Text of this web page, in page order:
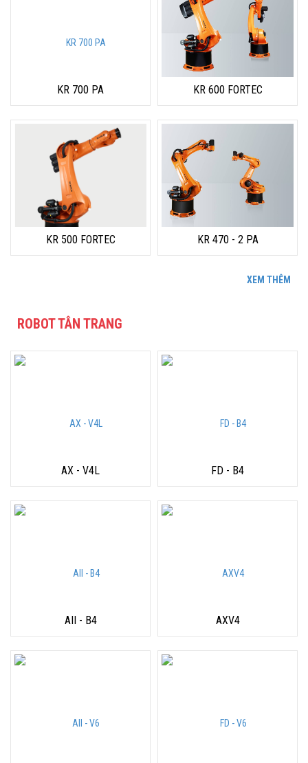
KR 700 PA KR 600 FORTEC
KR 500 FORTEC KR 470 - 2 PA
XEM THÊM
ROBOT TÂN TRANG
AX - V4L FD - B4
AII - B4 AXV4